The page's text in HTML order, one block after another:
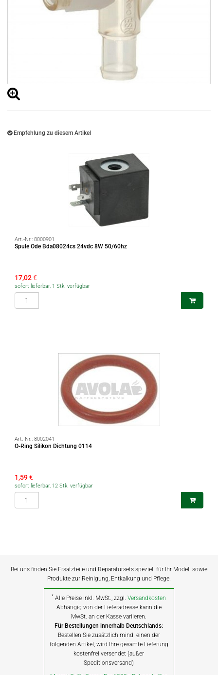
Empfehlung zu diesem Artikel
Art.-Nr.: 8000901
Spule Ode Bda08024cs 24vdc 8W 50/60hz
17,02€
sofort lieferbar, 1 Stk. verfügbar
Art.-Nr.: 8002041
O-Ring Silikon Dichtung 0114
1,59€
sofort lieferbar, 12 Stk. verfügbar
Bei uns finden Sie Ersatzteile und Reparatursets speziell für Ihr Modell sowie
Produkte zur Reinigung, Entkalkung und Pflege.
* Alle Preise inkl. MwSt., zzgl.Versandkosten
Abhängig von der Lieferadresse kann die
MwSt. an der Kasse variieren.
Für Bestellungen innerhalb Deutschlands:
Bestellen Sie zusätzlich mind. einen der
folgenden Artikel, wird Ihre gesamte Lieferung
kostenfrei versendet (außer
Speditionsversand)